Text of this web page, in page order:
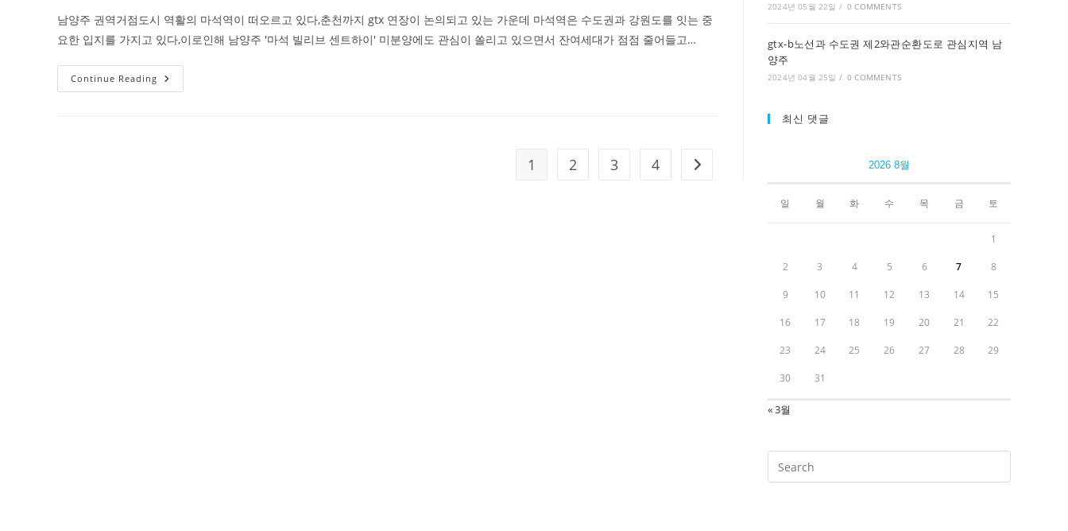
모
션
종
료
남양주 권역거점도시 역활의 마석역이 떠오르고 있다,춘천까지 gtx 연장이 논의되고 있는 가운데 마석역은 수도권과 강원도를 잇는 중
요한 입지를 가지고 있다,이로인해 남양주 '마석 빌리브 센트하이' 미분양에도 관심이 쏠리고 있으면서 잔여세대가 점점 줄어들고…
Continue Reading Gtx-
B
1 2 3 4 Go to the next page
2024년 05월 22일 / 0 COMMENTS
gtx-b노선과 수도권 제2와관순환도로 관심지역 남
양주
2024년 04월 25일 / 0 COMMENTS
최신 댓글
2026 8월
일 월 화 수 목 금 토
1
2 3 4 5 6 7 8
9 10 11 12 13 14 15
16 17 18 19 20 21 22
23 24 25 26 27 28 29
30 31
« 3월
Escape